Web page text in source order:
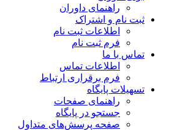
راهنمای داوران
ثبت نام و اشتراک
اطلاعات ثبت نام
فرم ثبت نام
تماس با ما
اطلاعات تماس
فرم برقراری ارتباط
تسهیلات پایگاه
راهنمای صفحات
جستجو در پایگاه
صفحه پرسش‌های متداول